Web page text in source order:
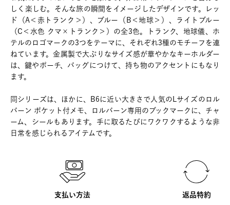
しく楽しむ。そんな旅の瞬間をイメージしたデザインです。レッ
ド（A＜赤トランク＞）、ブルー（B＜地球＞）、ライトブルー
（C＜水色 クマ×トランク＞）の全3色。トランク、地球儀、ホ
テルのロゴマークの3つをテーマに、それぞれ3種のモチーフを連
ねています。金属製で大ぶりなサイズ感が華やかなキーホルダー
は、鍵やポーチ、バッグにつけて、持ち物のアクセントにもなり
ます。
同シリーズは、ほかに、B6に近い大きさで人気のLサイズのロル
バーン ポケット付メモ、ロルバーン専用のブックマークに、チャ
ーム、シールもあります。手に取るたびにワクワクするような非
日常を感じられるアイテムです。
支払い方法 返品特約